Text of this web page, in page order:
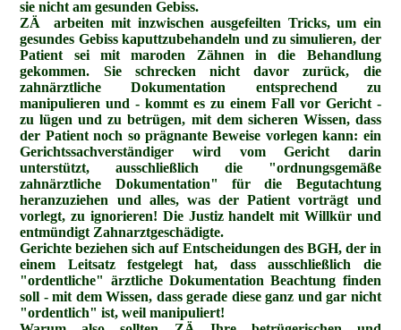
sie nicht am gesunden Gebiss.
ZÄ arbeiten mit inzwischen ausgefeilten Tricks, um ein
gesundes Gebiss kaputtzubehandeln und zu simulieren, der
Patient sei mit maroden Zähnen in die Behandlung
gekommen. Sie schrecken nicht davor zurück, die
zahnärztliche Dokumentation entsprechend zu
manipulieren und - kommt es zu einem Fall vor Gericht -
zu lügen und zu betrügen, mit dem sicheren Wissen, dass
der Patient noch so prägnante Beweise vorlegen kann: ein
Gerichtssachverständiger wird vom Gericht darin
unterstützt, ausschließlich die "ordnungsgemäße
zahnärztliche Dokumentation" für die Begutachtung
heranzuziehen und alles, was der Patient vorträgt und
vorlegt, zu ignorieren! Die Justiz handelt mit Willkür und
entmündigt Zahnarztgeschädigte.
Gerichte beziehen sich auf Entscheidungen des BGH, der in
einem Leitsatz festgelegt hat, dass ausschließlich die
"ordentliche" ärztliche Dokumentation Beachtung finden
soll - mit dem Wissen, dass gerade diese ganz und gar nicht
"ordentlich" ist, weil manipuliert!